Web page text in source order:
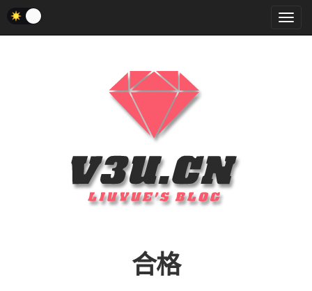
菜
单
合格